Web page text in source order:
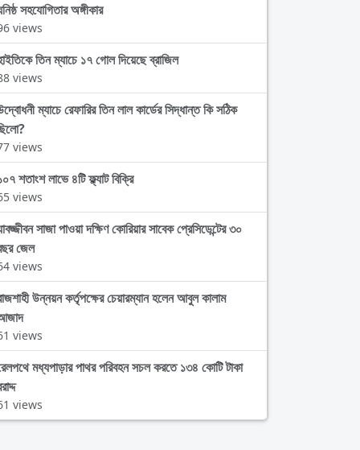
সহযোগিতার অঙ্গীকার
views
তিন ম্যাচে ১৭ গোল দিয়েছে ব্রাজিল
views
ম্যাচে রেফারির তিন লাল কার্ডের সিদ্ধান্ত কি সঠিক
views
শতাংশ লাভে ৪টি ফ্ল্যাট বিক্রি
views
সাজা পাওয়া দক্ষিণ কোরিয়ার সাবেক প্রেসিডেন্টের ৩০
জেল
views
উন্নয়ন কর্তৃপক্ষের চেয়ারম্যান হলেন আবুল কালাম
views
মধ্যপাড়ার পাথর পরিবহন সচল করতে ১৩৪ কোটি টাকা
views